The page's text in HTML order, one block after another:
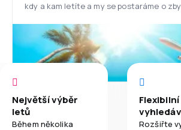
kdy a kam letíte a my se postaráme o
Největší výběr
letů
Během několika
Flexibilní
Rozšiřte